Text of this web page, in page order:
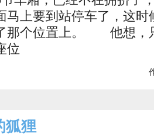
要到站停车了，这时
那个位置上。 他想，
位
狐狸